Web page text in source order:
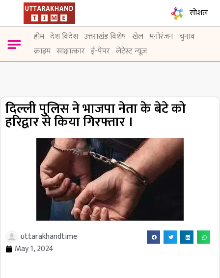
सोशल
होम देश विदेश उत्तराखंड विशेष खेल मनोरंजन चुनाव
क्राइम साक्षात्कार ई-पेपर लेटेस्ट न्यूज़
दिल्ली पुलिस ने भाजपा नेता के बेटे को
हरिद्वार से किया गिरफ्तार ।
uttarakhandtime
May 1, 2024